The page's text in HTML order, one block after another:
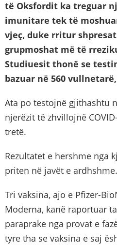
të Oksfordit ka treguar
imunitare tek të
vjeç, duke rritur
grupmoshat më të
Studiuesit thonë se
bazuar në 560
Ata po testojnë gjithashtu
njerëzit të zhvillojnë
tretë.
Rezultatet e hershme nga
priten në javët e ardhshme.
Tri vaksina, ajo e Pfizer-
Moderna, kanë raportuar
paraprake nga provat e
tyre tha se vaksina e saj